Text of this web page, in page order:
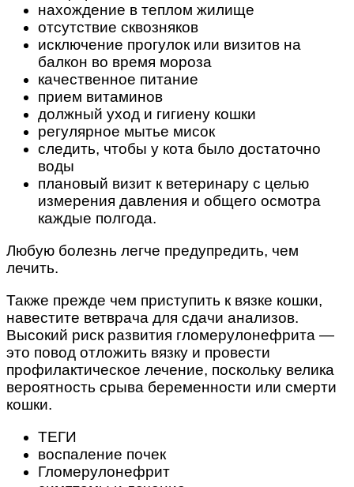
нахождение в теплом жилище
отсутствие сквозняков
исключение прогулок или визитов на
балкон во время мороза
качественное питание
прием витаминов
должный уход и гигиену кошки
регулярное мытье мисок
следить, чтобы у кота было достаточно
воды
плановый визит к ветеринару с целью
измерения давления и общего осмотра
каждые полгода.
Любую болезнь легче предупредить, чем
лечить.
Также прежде чем приступить к вязке кошки,
навестите ветврача для сдачи анализов.
Высокий риск развития гломерулонефрита —
это повод отложить вязку и провести
профилактическое лечение, поскольку велика
вероятность срыва беременности или смерти
кошки.
ТЕГИ
воспаление почек
Гломерулонефрит